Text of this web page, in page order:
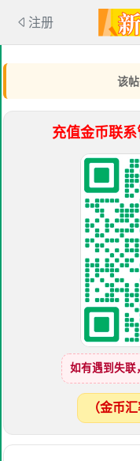
注册
该
充值金币联系
如有遇到失联
（金币